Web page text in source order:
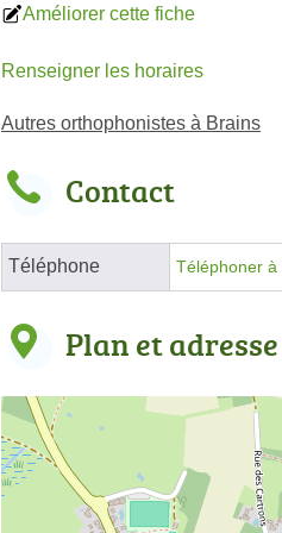
Améliorer cette fiche
Renseigner les horaires
Autres orthophonistes à Brains
Contact
Téléphone Téléphoner à
Plan et adresse